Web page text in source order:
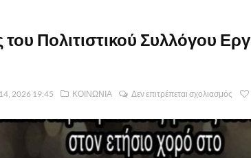
του Πολιτιστικού Συλλόγου
2026 19:45 ΚΟΙΝΩΝΙΑ Δεν επιτρέπεται σχολιασμός